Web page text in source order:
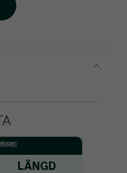
LÄNGD